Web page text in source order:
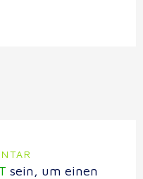
sein, um einen